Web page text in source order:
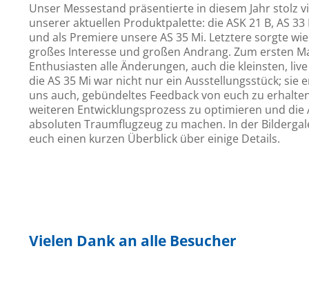
Unser Messestand präsentierte in diesem Jahr stolz
unserer aktuellen Produktpalette: die ASK 21 B, AS 33
und als Premiere unsere AS 35 Mi. Letztere sorgte
großes Interesse und großen Andrang. Zum ersten
Enthusiasten alle Änderungen, auch die kleinsten,
die AS 35 Mi war nicht nur ein Ausstellungsstück; sie
uns auch, gebündeltes Feedback von euch zu
weiteren Entwicklungsprozess zu optimieren und die
absoluten Traumflugzeug zu machen. In der
euch einen kurzen Überblick über einige Details.
Neuer Haubenrahmen mit eingelassenen Haubengriffen